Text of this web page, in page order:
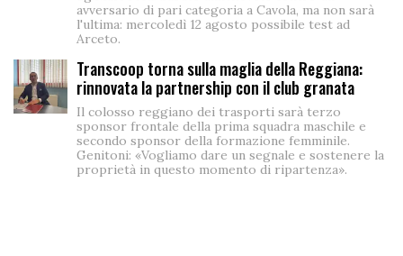
avversario di pari categoria a Cavola, ma non sarà
l'ultima: mercoledì 12 agosto possibile test ad
Arceto.
Transcoop torna sulla maglia della Reggiana:
rinnovata la partnership con il club granata
Il colosso reggiano dei trasporti sarà terzo
sponsor frontale della prima squadra maschile e
secondo sponsor della formazione femminile.
Genitoni: «Vogliamo dare un segnale e sostenere la
proprietà in questo momento di ripartenza».